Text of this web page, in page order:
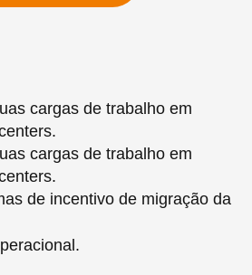
cargas de trabalho em
cargas de trabalho em
de incentivo de migração da